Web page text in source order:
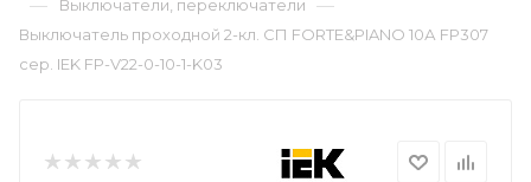
— Выключатели, переключатели —
Выключатель проходной 2-кл. СП FORTE&PIANO 10А FP307
сер. IEK FP-V22-0-10-1-K03